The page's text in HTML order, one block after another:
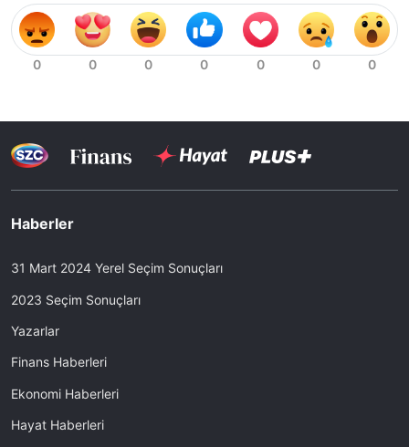
Haberler
31 Mart 2024 Yerel Seçim Sonuçları
2023 Seçim Sonuçları
Yazarlar
Finans Haberleri
Ekonomi Haberleri
Hayat Haberleri